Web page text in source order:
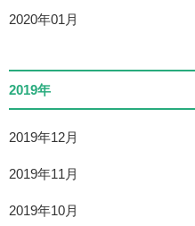
2020年01月
2019年
2019年12月
2019年11月
2019年10月